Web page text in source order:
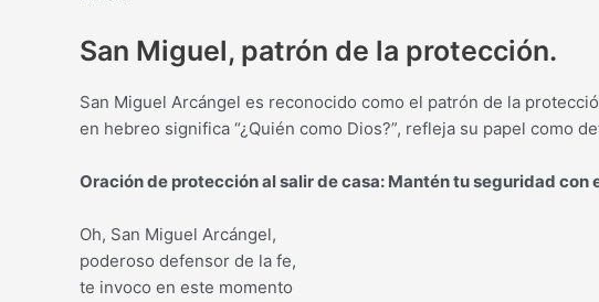
San Miguel, patrón de la protección.
San Miguel Arcángel es reconocido como el patrón de la
en hebreo significa “¿Quién como Dios?”, refleja su papel como
Oración de protección al salir de casa: Mantén tu seguridad con
Oh, San Miguel Arcángel,
poderoso defensor de la fe,
te invoco en este momento